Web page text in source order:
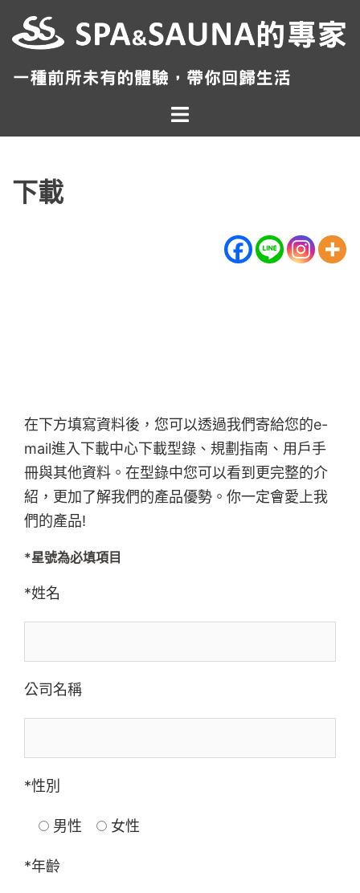
至
Toggle
menu
下載
在下方填寫資料後，您可以透過我們寄給您的e-
mail進入下載中心下載型錄、規劃指南、用戶手
冊與其他資料。在型錄中您可以看到更完整的介
紹，更加了解我們的產品優勢。你一定會愛上我
們的產品!
*星號為必填項目
*姓名
公司名稱
*性別
男性 女性
*年齡